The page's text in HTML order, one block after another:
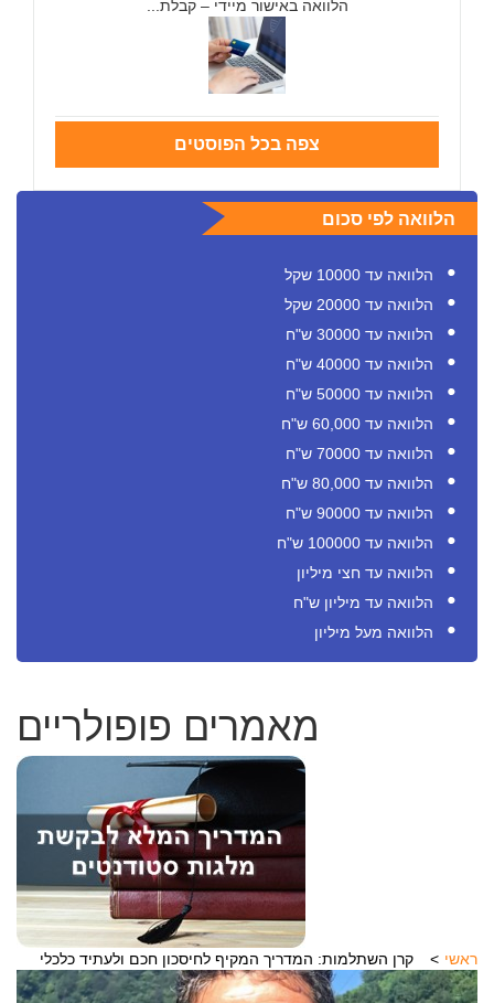
הלוואה באישור מיידי – קבלת...
צפה בכל הפוסטים
הלוואה לפי סכום
הלוואה עד 10000 שקל
הלוואה עד 20000 שקל
הלוואה עד 30000 ש"ח
הלוואה עד 40000 ש"ח
הלוואה עד 50000 ש"ח
הלוואה עד 60,000 ש"ח
הלוואה עד 70000 ש"ח
הלוואה עד 80,000 ש"ח
הלוואה עד 90000 ש"ח
הלוואה עד 100000 ש"ח
הלוואה עד חצי מיליון
הלוואה עד מיליון ש"ח
הלוואה מעל מיליון
מאמרים פופולריים
ראשי קרן השתלמות: המדריך המקיף לחיסכון חכם ולעתיד כלכלי